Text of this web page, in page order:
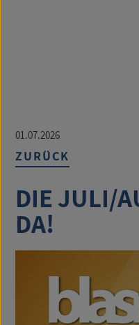
01.07.2026
ZURÜCK
DIE JULI/
DA!